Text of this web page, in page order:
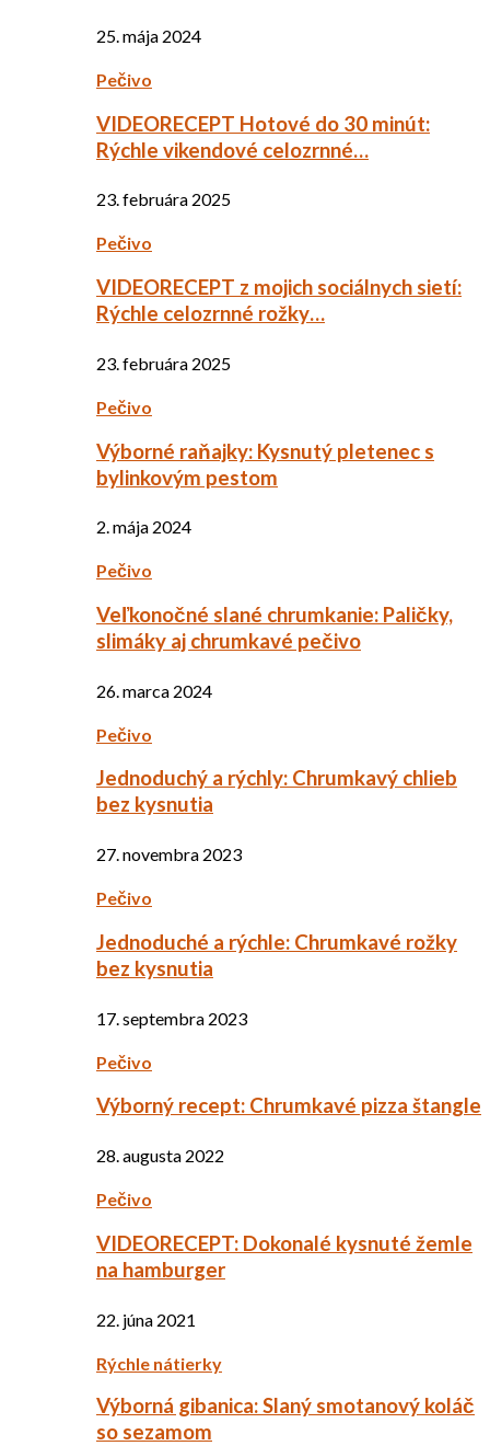
25. mája 2024
Pečivo
VIDEORECEPT Hotové do 30 minút:
Rýchle vikendové celozrnné…
23. februára 2025
Pečivo
VIDEORECEPT z mojich sociálnych sietí:
Rýchle celozrnné rožky…
23. februára 2025
Pečivo
Výborné raňajky: Kysnutý pletenec s
bylinkovým pestom
2. mája 2024
Pečivo
Veľkonočné slané chrumkanie: Paličky,
slimáky aj chrumkavé pečivo
26. marca 2024
Pečivo
Jednoduchý a rýchly: Chrumkavý chlieb
bez kysnutia
27. novembra 2023
Pečivo
Jednoduché a rýchle: Chrumkavé rožky
bez kysnutia
17. septembra 2023
Pečivo
Výborný recept: Chrumkavé pizza štangle
28. augusta 2022
Pečivo
VIDEORECEPT: Dokonalé kysnuté žemle
na hamburger
22. júna 2021
Rýchle nátierky
Výborná gibanica: Slaný smotanový koláč
so sezamom